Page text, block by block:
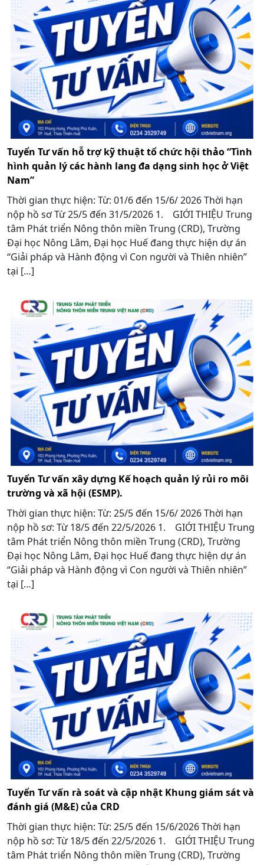
Tuyển Tư vấn hỗ trợ kỹ thuật tổ chức hội thảo “Tình
hình quản lý các hành lang đa dạng sinh học ở Việt
Nam”
Thời gian thực hiện: Từ: 01/6 đến 15/6/ 2026 Thời hạn
nộp hồ sơ Từ 25/5 đến 31/5/2026 1. GIỚI THIỆU Trung
tâm Phát triển Nông thôn miền Trung (CRD), Trường
Đại học Nông Lâm, Đại học Huế đang thực hiện dự án
“Giải pháp và Hành động vì Con người và Thiên nhiên”
tại […]
Tuyển Tư vấn xây dựng Kế hoạch quản lý rủi ro môi
trường và xã hội (ESMP).
Thời gian thực hiện: Từ: 25/5 đến 15/6/ 2026 Thời hạn
nộp hồ sơ: Từ 18/5 đến 22/5/2026 1. GIỚI THIỆU Trung
tâm Phát triển Nông thôn miền Trung (CRD), Trường
Đại học Nông Lâm, Đại học Huế đang thực hiện dự án
“Giải pháp và Hành động vì Con người và Thiên nhiên”
tại […]
Tuyển Tư vấn rà soát và cập nhật Khung giám sát và
đánh giá (M&E) của CRD
Thời gian thực hiện: Từ: 25/5 đến 15/6/2026 Thời hạn
nộp hồ sơ: Từ 18/5 đến 22/5/2026 1. GIỚI THIỆU Trung
tâm Phát triển Nông thôn miền Trung (CRD), Trường